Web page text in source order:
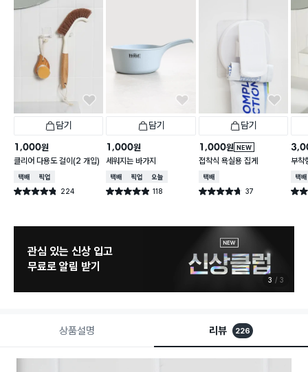
담기
1,000원
클리어 다용도 걸이(2 개입)
택배배송매장픽업
별점 4.8점 224
건 작성
담기
1,000원
세워지는 바가지
택배배송매장픽업오늘배송
별점 4.9점 118
건 작성
담기
NEW
1,000원
접착식 욕실용 집게
택배배송
별점 4.7점 37
건 작성
부착
택배
별점
관심 있는 신상 입고
무료로 알림 받기
3 3
상품설명 리뷰 226